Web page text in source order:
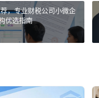
，专业财税公司小微企
优选指南